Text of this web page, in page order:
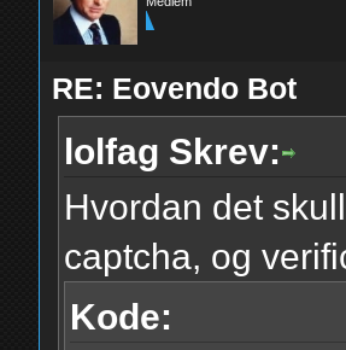
RE: Eovendo Bot
lolfag Skrev:
Hvordan det
captcha, og
Kode: